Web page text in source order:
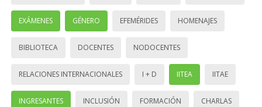
EXÁMENES GÉNERO EFEMÉRIDES HOMENAJES
BIBLIOTECA DOCENTES NODOCENTES
RELACIONES INTERNACIONALES I + D IITEA IITAE
INGRESANTES INCLUSIÓN FORMACIÓN CHARLAS